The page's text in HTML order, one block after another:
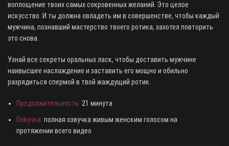
воплощение твоих самых сокровенных желаний. Это целое
искусство. И ты должна овладеть им в совершенстве, чтобы каждый
мужчина, познавший мастерство твоего ротика, захотел повторить
это снова.
Узнай все секреты оральных ласк, чтобы доставить мужчине
наивысшее наслаждение и заставить его мощно и обильно
разрядиться спермой в твой жаждущий ротик.
Продолжительность: 21 минута
Озвучка: полная озвучка живым женским голосом на
протяжении всего видео